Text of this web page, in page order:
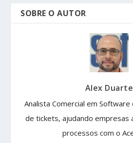
SOBRE O AUTOR
Alex Duarte
Analista Comercial em
de tickets, ajudando empresas
processos com o